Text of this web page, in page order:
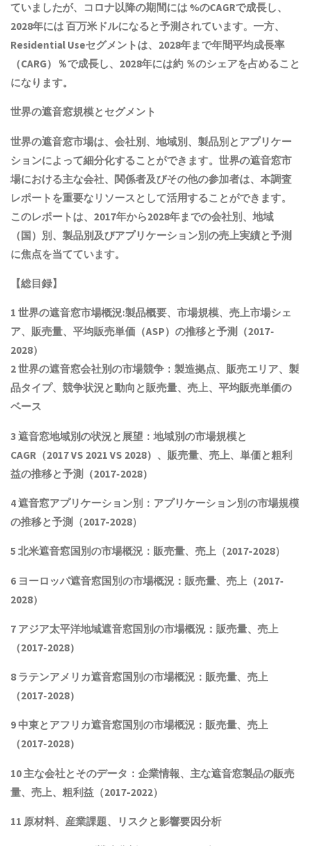
ていましたが、コロナ以降の期間には %のCAGRで成長し、
2028年には 百万米ドルになると予測されています。一方、
Residential Useセグメントは、2028年まで年間平均成長率
（CARG）％で成長し、2028年には約 ％のシェアを占めること
になります。
世界の遮音窓規模とセグメント
世界の遮音窓市場は、会社別、地域別、製品別とアプリケー
ションによって細分化することができます。世界の遮音窓市
場における主な会社、関係者及びその他の参加者は、本調査
レポートを重要なリソースとして活用することができます。
このレポートは、2017年から2028年までの会社別、地域
（国）別、製品別及びアプリケーション別の売上実績と予測
に焦点を当てています。
【総目録】
1 世界の遮音窓市場概況:製品概要、市場規模、売上市場シェ
ア、販売量、平均販売単価（ASP）の推移と予測 （2017-
2028）
2 世界の遮音窓会社別の市場競争：製造拠点、販売エリア、製
品タイプ、競争状況と動向と 販売量、売上、平均販売単価の
ベース
3遮音窓地域別の状況と展望：地域別の市場規模と
CAGR （2017 VS 2021 VS 2028）、販売量、売上、単価と粗利
益の推移と予測（2017-2028）
4遮音窓アプリケーション別：アプリケーション別の市場規模
の推移と予測（2017-2028）
5 北米遮音窓国別の市場概況 ：販売量、売上（2017-2028）
6 ヨーロッパ遮音窓国別の市場概況：販売量、売上（2017-
2028）
7 アジア太平洋地域遮音窓国別の市場概況：販売量、売上
（2017-2028）
8 ラテンアメリカ遮音窓国別の市場概況：販売量、売上
（2017-2028）
9 中東とアフリカ遮音窓国別の市場概況：販売量、売上
（2017-2028）
10 主な会社とそのデータ ：企業情報、主な遮音窓製品の販売
量、売上、粗利益（2017-2022）
11 原材料、産業課題、リスクと影響要因分析